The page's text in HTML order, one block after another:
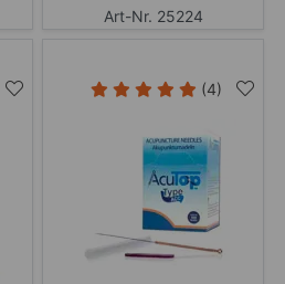
Art-Nr. 25224
(4)